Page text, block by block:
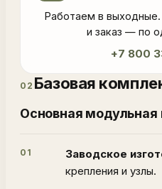
Работаем в выходные.
и заказ — по
+7 800
02 Базовая
Основная
01 Заводское
крепления и узлы.